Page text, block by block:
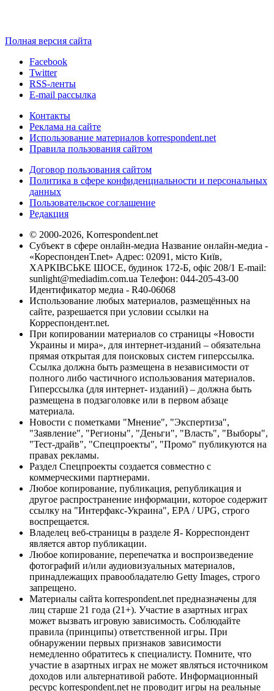
Полная версия сайта
Facebook
Twitter
RSS-ленты
E-mail рассылка
Контакты
Реклама на сайте
Использование материалов korrespondent.net
Правила пользования сайтом
Договор пользования сайтом
Политика в сфере конфиденциальности и персональных
данных
Пользовательское соглашение
Редакция
© 2000-2026, Korrespondent.net
Субъект в сфере онлайн-медиа Название онлайн-медиа -
«КореспонденТ.net» Адрес: 02091, місто Київ,
ХАРКІВСЬКЕ ШОСЕ, будинок 172-Б, офіс 208/1 E-mail:
sunlight@mediadim.com.ua Телефон: 044-205-43-00
Идентификатор медиа - R40-06068
Использование любых материалов, размещённых на
сайте, разрешается при условии ссылки на
Корреспондент.net.
При копировании материалов со страницы «Новости
Украины и мира», для интернет-изданий – обязательна
прямая открытая для поисковых систем гиперссылка.
Ссылка должна быть размещена в независимости от
полного либо частичного использования материалов.
Гиперссылка (для интернет- изданий) – должна быть
размещена в подзаголовке или в первом абзаце
материала.
Новости с пометками "Мнение", "Экспертиза",
"Заявление", "Регионы", "Деньги", "Власть", "Выборы",
"Тест-драйв", "Спецпроекты", "Промо" публикуются на
правах рекламы.
Раздел Спецпроекты создается совместно с
коммерческими партнерами.
Любое копирование, публикация, републикация и
другое распространение информации, которое содержит
ссылку на "Интерфакс-Украина", EPA / UPG, строго
воспрещается.
Владелец веб-страницы в разделе Я- Корреспондент
является автор публикации.
Любое копирование, перепечатка и воспроизведение
фотографий и/или аудиовизуальных материалов,
принадлежащих правообладателю Getty Images, строго
запрещено.
Материалы сайта korrespondent.net предназначены для
лиц старше 21 года (21+). Участие в азартных играх
может вызвать игровую зависимость. Соблюдайте
правила (принципы) ответственной игры. При
обнаружении первых признаков зависимости
немедленно обратитесь к специалисту. Помните, что
участие в азартных играх не может являться источником
доходов или альтернативой работе. Информационный
ресурс korrespondent.net не проводит игры на реальные